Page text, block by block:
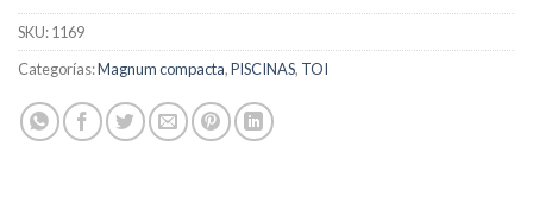
SKU:1169
Categorías:Magnum compacta,PISCINAS, TOI